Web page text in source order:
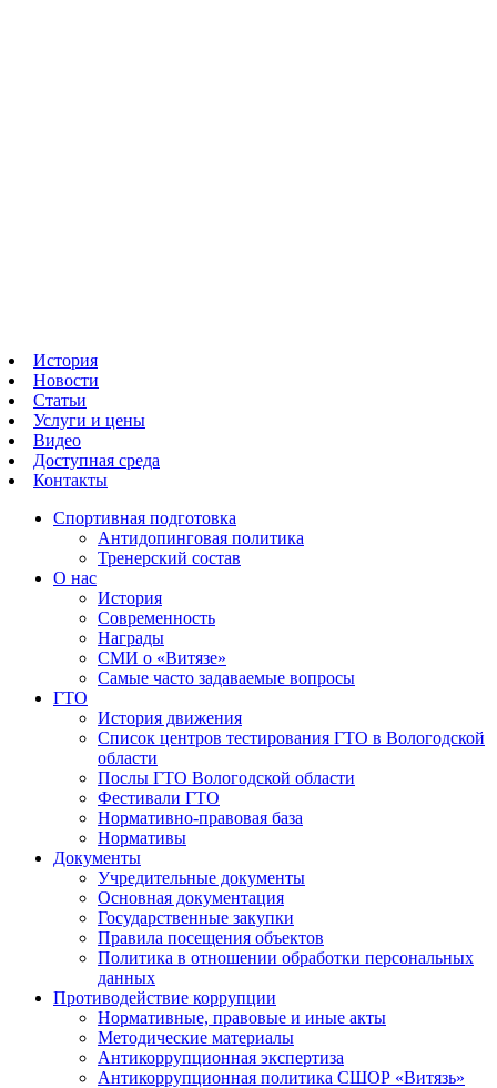
История
Новости
Статьи
Услуги и цены
Видео
Доступная среда
Контакты
Спортивная подготовка
Антидопинговая политика
Тренерский состав
О нас
История
Современность
Награды
СМИ о «Витязе»
Самые часто задаваемые вопросы
ГТО
История движения
Список центров тестирования ГТО в Вологодской
области
Послы ГТО Вологодской области
Фестивали ГТО
Нормативно-правовая база
Нормативы
Документы
Учредительные документы
Основная документация
Государственные закупки
Правила посещения объектов
Политика в отношении обработки персональных
данных
Противодействие коррупции
Нормативные, правовые и иные акты
Методические материалы
Антикоррупционная экспертиза
Антикоррупционная политика СШОР «Витязь»